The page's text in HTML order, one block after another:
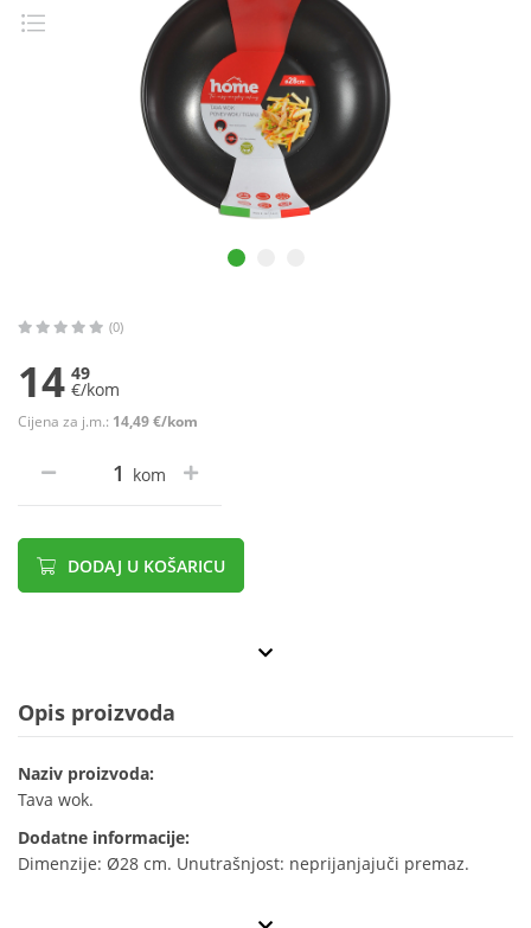
(0)
14 49
€/kom
Cijena za j.m.: 14,49 €/kom
kom
DODAJ U KOŠARICU
Opis proizvoda
Naziv proizvoda:
Tava wok.
Dodatne informacije:
Dimenzije: Ø28 cm. Unutrašnjost: neprijanjajuči premaz.